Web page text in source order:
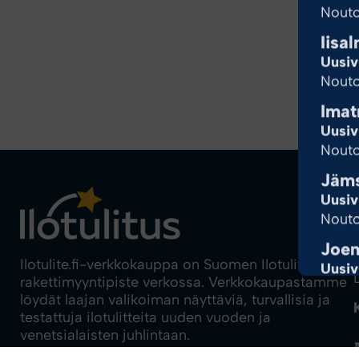
Ilotulite.fi-verkkokauppa on Suomen Ilotulituksen
rakettimyyntipiste verkossa. Verkkokaupastamme
löydät laajan valikoiman näyttäviä, turvallisia ja
testattuja ilotulitteita uuden vuoden ja
venetsialaisten juhlintaan.